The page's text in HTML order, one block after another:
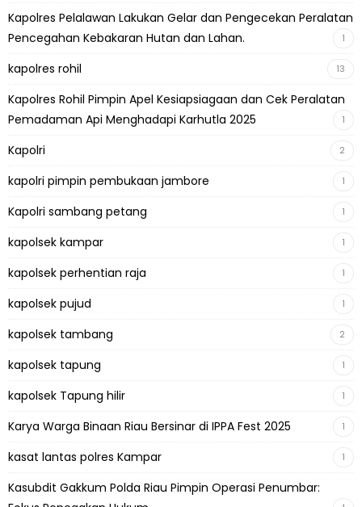
Kapolres Pelalawan Lakukan Gelar dan Pengecekan Peralatan
Pencegahan Kebakaran Hutan dan Lahan.
1
kapolres rohil 13
Kapolres Rohil Pimpin Apel Kesiapsiagaan dan Cek Peralatan
Pemadaman Api Menghadapi Karhutla 2025
1
Kapolri 2
kapolri pimpin pembukaan jambore 1
Kapolri sambang petang 1
kapolsek kampar 1
kapolsek perhentian raja 1
kapolsek pujud 1
kapolsek tambang 2
kapolsek tapung 1
kapolsek Tapung hilir 1
Karya Warga Binaan Riau Bersinar di IPPA Fest 2025 1
kasat lantas polres Kampar 1
Kasubdit Gakkum Polda Riau Pimpin Operasi Penumbar: